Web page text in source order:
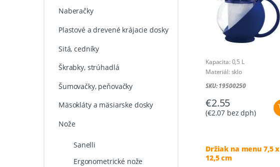
Kapacita: 0,5 L
Materiál: sklo
SKU: 19500250
€2.55
(€2.07 bez dph)
Držiak na menu 7,5 x
12,5 cm
Naberačky
Plastové a drevené krájacie dosky
Sitá, cedníky
Škrabky, strúhadlá
Šumovačky, peňovačky
Mäsokláty a mäsiarske dosky
Nože
Sanelli
Ergonometrické nože